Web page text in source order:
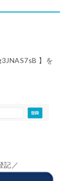
】を
記／